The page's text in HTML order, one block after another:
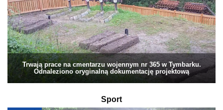
Trwają prace na cmentarzu wojennym nr 365 w Tymbarku.
Odnaleziono oryginalną dokumentację projektową
Sport